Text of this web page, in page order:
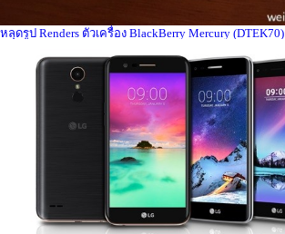
หลุดรูป Renders ตัวเครื่อง BlackBerry Mercury (DTEK70)